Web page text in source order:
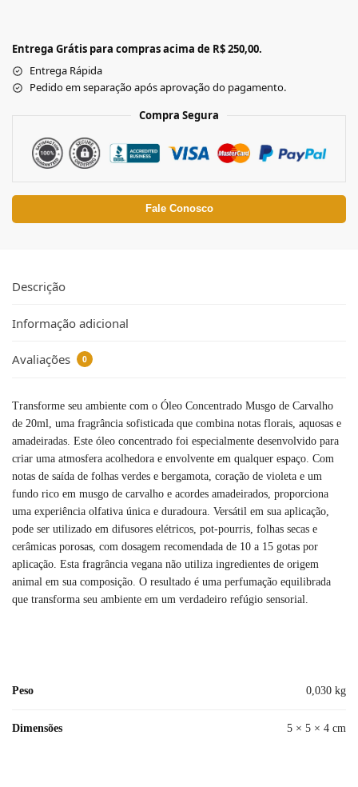
Entrega Grátis para compras acima de R$ 250,00.
Entrega Rápida
Pedido em separação após aprovação do pagamento.
Compra Segura
Fale Conosco
Descrição
Informação adicional
Avaliações 0
Transforme seu ambiente com o Óleo Concentrado Musgo de Carvalho
de 20ml, uma fragrância sofisticada que combina notas florais, aquosas e
amadeiradas. Este óleo concentrado foi especialmente desenvolvido para
criar uma atmosfera acolhedora e envolvente em qualquer espaço. Com
notas de saída de folhas verdes e bergamota, coração de violeta e um
fundo rico em musgo de carvalho e acordes amadeirados, proporciona
uma experiência olfativa única e duradoura. Versátil em sua aplicação,
pode ser utilizado em difusores elétricos, pot-pourris, folhas secas e
cerâmicas porosas, com dosagem recomendada de 10 a 15 gotas por
aplicação. Esta fragrância vegana não utiliza ingredientes de origem
animal em sua composição. O resultado é uma perfumação equilibrada
que transforma seu ambiente em um verdadeiro refúgio sensorial.
Peso 0,030 kg
Dimensões 5 × 5 × 4 cm